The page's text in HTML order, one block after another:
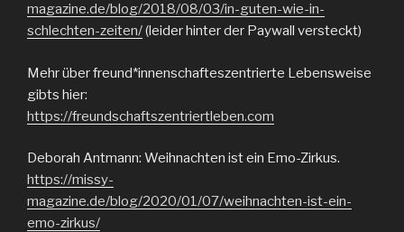
magazine.de/blog/2018/08/03/in-guten-wie-in-
schlechten-zeiten/(leider hinter der Paywall versteckt)
Mehr über freund*innenschafteszentrierte Lebensweise
gibts hier:
https://freundschaftszentriertleben.com
Deborah Antmann: Weihnachten ist ein Emo-Zirkus.
https://missy-
magazine.de/blog/2020/01/07/weihnachten-ist-ein-
emo-zirkus/